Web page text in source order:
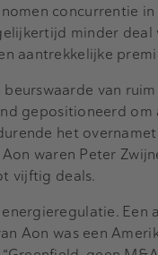
concurrentie in
minder deal
aantrekkelijke
van
gepositioneerd
het
waren Peter
vijftig deals.
Een
Aon was een